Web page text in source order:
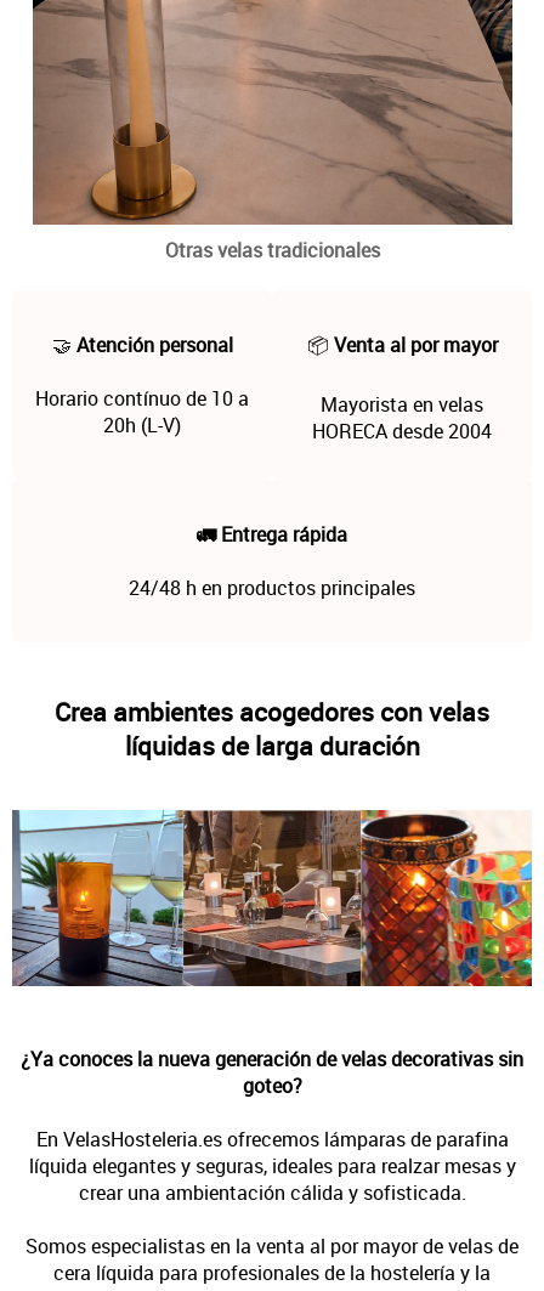
Otras velas tradicionales
🤝 Atención personal
Horario contínuo de 10 a
20h (L-V)
📦 Venta al por mayor
Mayorista en velas
HORECA desde 2004
🚛 Entrega rápida
24/48 h en productos principales
Crea ambientes acogedores con velas
líquidas de larga duración
¿Ya conoces la nueva generación de velas decorativas sin
goteo?
En VelasHosteleria.es ofrecemos lámparas de parafina
líquida elegantes y seguras, ideales para realzar mesas y
crear una ambientación cálida y sofisticada.
Somos especialistas en la venta al por mayor de velas de
cera líquida para profesionales de la hostelería y la